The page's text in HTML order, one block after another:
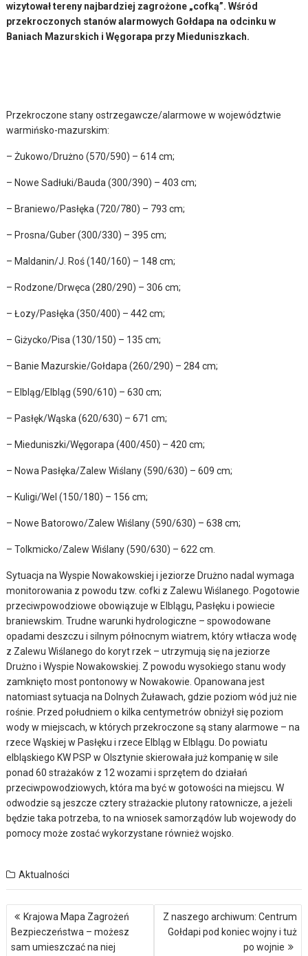
wizytował tereny najbardziej zagrożone „cofką”. Wśród
przekroczonych stanów alarmowych Gołdapa na odcinku w
Baniach Mazurskich i Węgorapa przy Mieduniszkach.
Przekroczone stany ostrzegawcze/alarmowe w województwie
warmińsko-mazurskim:
– Żukowo/Drużno (570/590) – 614 cm;
– Nowe Sadłuki/Bauda (300/390) – 403 cm;
– Braniewo/Pasłęka (720/780) – 793 cm;
– Prosna/Guber (300/330) – 395 cm;
– Maldanin/J. Roś (140/160) – 148 cm;
– Rodzone/Drwęca (280/290) – 306 cm;
– Łozy/Pasłęka (350/400) – 442 cm;
– Giżycko/Pisa (130/150) – 135 cm;
– Banie Mazurskie/Gołdapa (260/290) – 284 cm;
– Elbląg/Elbląg (590/610) – 630 cm;
– Pasłęk/Wąska (620/630) – 671 cm;
– Mieduniszki/Węgorapa (400/450) – 420 cm;
– Nowa Pasłęka/Zalew Wiślany (590/630) – 609 cm;
– Kuligi/Wel (150/180) – 156 cm;
– Nowe Batorowo/Zalew Wiślany (590/630) – 638 cm;
– Tolkmicko/Zalew Wiślany (590/630) – 622 cm.
Sytuacja na Wyspie Nowakowskiej i jeziorze Drużno nadal wymaga
monitorowania z powodu tzw. cofki z Zalewu Wiślanego. Pogotowie
przeciwpowodziowe obowiązuje w Elblągu, Pasłęku i powiecie
braniewskim. Trudne warunki hydrologiczne – spowodowane
opadami deszczu i silnym północnym wiatrem, który wtłacza wodę
z Zalewu Wiślanego do koryt rzek – utrzymują się na jeziorze
Drużno i Wyspie Nowakowskiej. Z powodu wysokiego stanu wody
zamknięto most pontonowy w Nowakowie. Opanowana jest
natomiast sytuacja na Dolnych Żuławach, gdzie poziom wód już nie
rośnie. Przed południem o kilka centymetrów obniżył się poziom
wody w miejscach, w których przekroczone są stany alarmowe – na
rzece Wąskiej w Pasłęku i rzece Elbląg w Elblągu. Do powiatu
elbląskiego KW PSP w Olsztynie skierowała już kompanię w sile
ponad 60 strażaków z 12 wozami i sprzętem do działań
przeciwpowodziowych, która ma być w gotowości na miejscu. W
odwodzie są jeszcze cztery strażackie plutony ratownicze, a jeżeli
będzie taka potrzeba, to na wniosek samorządów lub wojewody do
pomocy może zostać wykorzystane również wojsko.
Aktualności
Nawigacja
wpisu
Krajowa Mapa Zagrożeń
Bezpieczeństwa – możesz
sam umieszczać na niej
Z naszego archiwum: Centrum
Gołdapi pod koniec wojny i tuż
po wojnie